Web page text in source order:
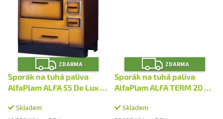
Z
D
A
R
M
ZDARMA
Sporák na tuhá paliva
AlfaPlam ALFA 55 De Lux -
Skladem
Z
D
A
R
M
ZDARMA
Sporák na tuhá paliva
AlfaPlam ALFA TERM 20 s
antracit/pravý
Skladem